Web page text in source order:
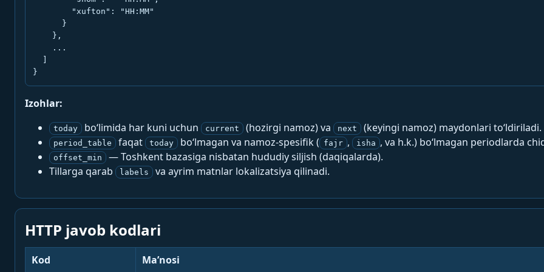
        "xufton": "HH:MM"
      }
    },
    ...
}
Izohlar:
today bo‘limida har kuni uchun current (hozirgi namoz) va next (keyingi namoz) maydonlari to‘ldiriladi.
period_table faqat today bo‘lmagan va namoz-spesifik ( fajr , isha , va h.k.) bo‘lmagan periodlarda
offset_min
— Toshkent bazasiga nisbatan hududiy siljish (daqiqalarda).
Tillarga qarab
labels va ayrim matnlar lokalizatsiya qilinadi.
HTTP javob kodlari
Kod Ma’nosi